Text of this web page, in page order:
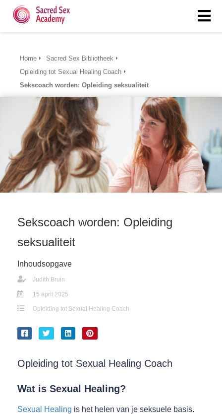
Home
Sacred Sex Bibliotheek
Opleiding tot Sexual Healing Coach
Sekscoach worden: Opleiding seksualiteit
Sekscoach worden: Opleiding
seksualiteit
Inhoudsopgave
Judith Bruin
15 april 2025
Opleiding tot Sexual Healing Coach
Opleiding tot Sexual Healing Coach
Wat is Sexual Healing?
Sexual Healing is het helen van je seksuele basis.